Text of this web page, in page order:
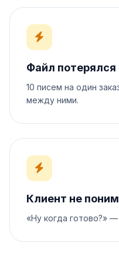
Файл потерялся
10 писем на один
между ними.
Клиент не
«Ну когда готово?»